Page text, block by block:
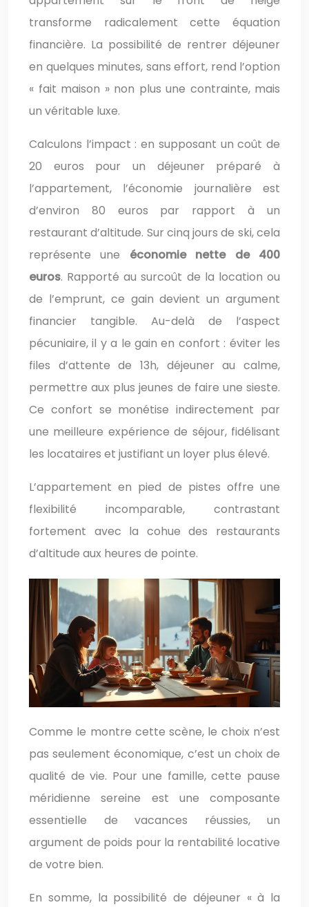
transforme radicalement cette équation
financière. La possibilité de rentrer déjeuner
en quelques minutes, sans effort, rend l’option
« fait maison » non plus une contrainte, mais
un véritable luxe.
Calculons l’impact : en supposant un coût de
20 euros pour un déjeuner préparé à
l’appartement, l’économie journalière est
d’environ 80 euros par rapport à un
restaurant d’altitude. Sur cinq jours de ski, cela
représente une économie nette de 400
euros. Rapporté au surcoût de la location ou
de l’emprunt, ce gain devient un argument
financier tangible. Au-delà de l’aspect
pécuniaire, il y a le gain en confort : éviter les
files d’attente de 13h, déjeuner au calme,
permettre aux plus jeunes de faire une sieste.
Ce confort se monétise indirectement par
une meilleure expérience de séjour, fidélisant
les locataires et justifiant un loyer plus élevé.
L’appartement en pied de pistes offre une
flexibilité incomparable, contrastant
fortement avec la cohue des restaurants
d’altitude aux heures de pointe.
Comme le montre cette scène, le choix n’est
pas seulement économique, c’est un choix de
qualité de vie. Pour une famille, cette pause
méridienne sereine est une composante
essentielle de vacances réussies, un
argument de poids pour la rentabilité locative
de votre bien.
En somme, la possibilité de déjeuner « à la